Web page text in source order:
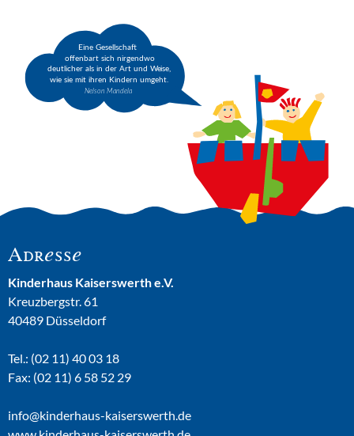
Adresse
Kinderhaus Kaiserswerth e.V.
Kreuzbergstr. 61
40489 Düsseldorf
Tel.: (02 11) 40 03 18
Fax: (02 11) 6 58 52 29
info@kinderhaus-kaiserswerth.de